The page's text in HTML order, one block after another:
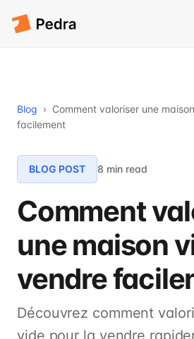
Blog › Comment valoriser une
facilement
BLOG POST 8 min read
Comment
une maison
vendre
Découvrez comment
vide pour la vendre